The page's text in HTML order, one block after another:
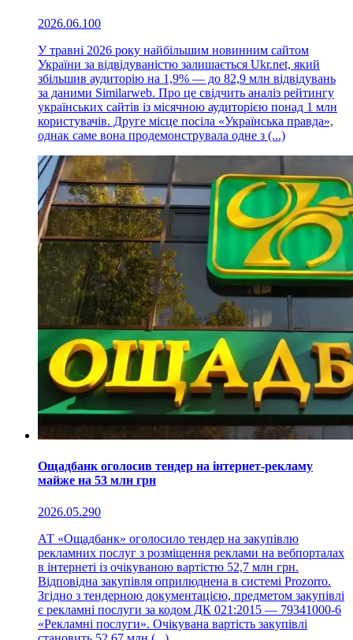
2026.06.100
У травні 2026 року найбільшим новинним сайтом
України за відвідуваністю залишається Ukr.net, який
збільшив аудиторію на 1,9% — до 82,9 млн відвідувань
за даними Similarweb. Про це свідчить аналіз рейтингу
українських сайтів із місячною аудиторією понад 1 млн
користувачів. Друге місце посіла «Українська правда»,
однак саме вона продемонструвала одне з (...)
Ощадбанк оголосив тендер на інтернет-рекламу
майже на 53 млн грн
2026.05.290
АТ «Ощадбанк» оголосило тендер на закупівлю
рекламних послуг з розміщення реклами на вебпорталах
в інтернеті із очікуваною вартістю 52,7 млн грн.
Відповідна закупівля оприлюднена в системі Prozorro.
Згідно з тендерною документацією, предметом закупівлі
є рекламні послуги за кодом ДК 021:2015 — 79341000-6
«Рекламні послуги». Очікувана вартість закупівлі